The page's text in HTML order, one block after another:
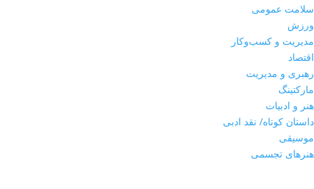
سلامت عمومی
ورزش
مدیریت و کسب‌وکار
اقتصاد
رهبری و مدیریت
مارکتینگ
هنر و ادبیات
داستان کوتاه/ نقد ادبی
موسیقی
هنرهای تجسمی